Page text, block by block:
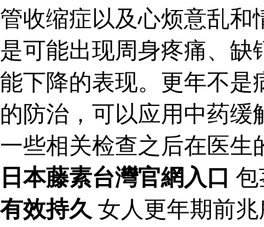
管收缩症以及心烦意乱和
是可能出现周身疼痛、
能下降的表现。更年不是
的防治，可以应用中药
一些相关检查之后在医生
日本藤素台灣官網入口
有效持久 女人更年期前